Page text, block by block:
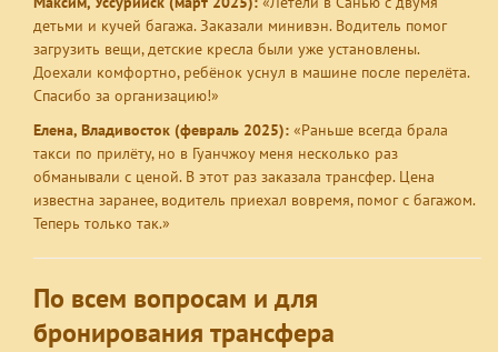
детьми и кучей багажа. Заказали минивэн. Водитель помог
загрузить вещи, детские кресла были уже установлены.
Доехали комфортно, ребёнок уснул в машине после перелёта.
Спасибо за организацию!»
Елена, Владивосток (февраль 2025): «Раньше всегда брала
такси по прилёту, но в Гуанчжоу меня несколько раз
обманывали с ценой. В этот раз заказала трансфер. Цена
известна заранее, водитель приехал вовремя, помог с багажом.
Теперь только так.»
По всем вопросам и для
бронирования трансфера